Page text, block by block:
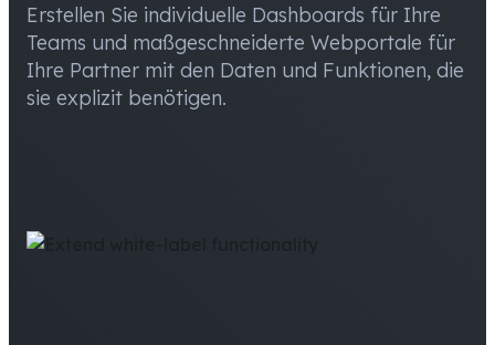
Erstellen Sie individuelle Dashboards für Ihre
Teams und maßgeschneiderte Webportale für
Ihre Partner mit den Daten und Funktionen, die
sie explizit benötigen.